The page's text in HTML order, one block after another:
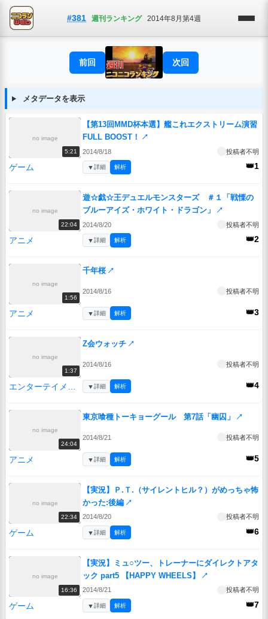
#381 週刊ランキング 2014年8月第4週
前回 次回
メタデータを表示
no image
5:21
【第13回MMD杯本選】艦これエクストリーム演習
FULL BOOST！
↗
2014/8/18 投稿者不明
ゲーム 👑1
▼詳細 解析
no image
22:04
遊☆戯☆王デュエルモンスターズ ＃１「戦慄の
ブルーアイズ・ホワイト・ドラゴン」
↗
2014/8/20 投稿者不明
アニメ 👑2
▼詳細 解析
no image
1:56
千年桜 ↗
2014/8/16 投稿者不明
アニメ 👑3
▼詳細 解析
no image
1:37
Z会ウォッチ ↗
2014/8/16 投稿者不明
👑4
▼詳細 解析
no image
24:04
東京喰種トーキョーグール 第7話「幽囚」 ↗
2014/8/21 投稿者不明
アニメ 👑5
▼詳細 解析
no image
22:34
【実況】Ｐ.Ｔ.（サイレントヒル？）がめっちゃ怖
かった:後編 ↗
2014/8/20 投稿者不明
ゲーム 👑6
▼詳細 解析
no image
16:36
【実況】ミュ○ツー、トレーナーにダイレクトアタ
ック part5 【HAPPY WHEELS】
↗
2014/8/21 投稿者不明
ゲーム 👑7
▼詳細 解析